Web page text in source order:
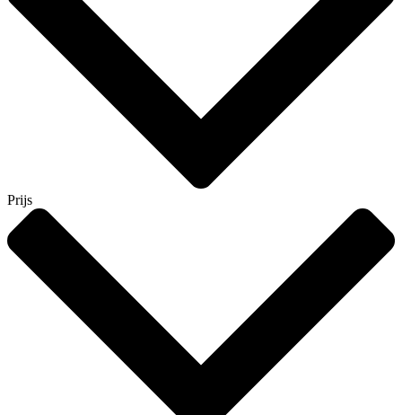
Prijs